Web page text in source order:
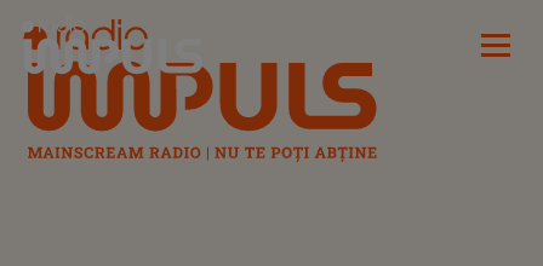
Radio Impuls